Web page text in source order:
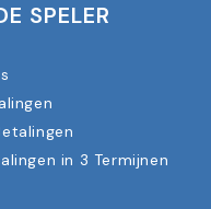
SPELER
in 3 Termijnen